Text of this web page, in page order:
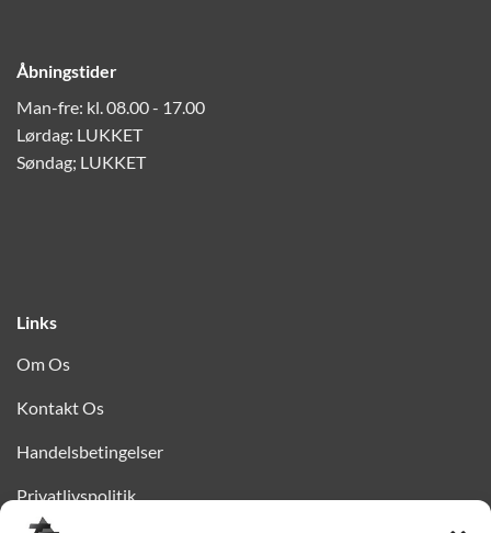
Åbningstider
Man-fre: kl. 08.00 - 17.00
Lørdag: LUKKET
Søndag; LUKKET
Links
Om Os
Kontakt Os
Handelsbetingelser
Privatlivspolitik